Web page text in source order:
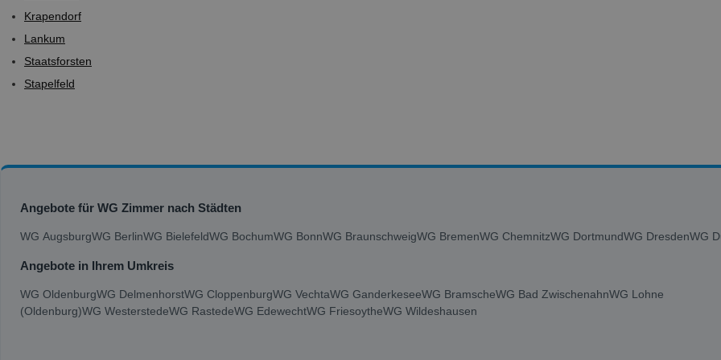
Krapendorf
Lankum
Staatsforsten
Stapelfeld
Angebote für WG Zimmer nach Städten
WG AugsburgWG BerlinWG BielefeldWG BochumWG BonnWG BraunschweigWG BremenWG ChemnitzWG DortmundWG DresdenWG
Angebote in Ihrem Umkreis
WG OldenburgWG DelmenhorstWG CloppenburgWG VechtaWG GanderkeseeWG BramscheWG Bad ZwischenahnWG Lohne
(Oldenburg)WG WesterstedeWG RastedeWG EdewechtWG FriesoytheWG Wildeshausen